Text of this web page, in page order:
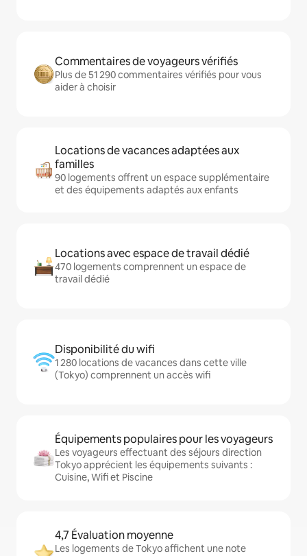
Commentaires de voyageurs vérifiés
Plus de 51 290 commentaires vérifiés pour vous
aider à choisir
Locations de vacances adaptées aux
familles
90 logements offrent un espace supplémentaire
et des équipements adaptés aux enfants
Locations avec espace de travail dédié
470 logements comprennent un espace de
travail dédié
Disponibilité du wifi
1 280 locations de vacances dans cette ville
(Tokyo) comprennent un accès wifi
Équipements populaires pour les voyageurs
Les voyageurs effectuant des séjours direction
Tokyo apprécient les équipements suivants :
Cuisine, Wifi et Piscine
4,7 Évaluation moyenne
Les logements de Tokyo affichent une note